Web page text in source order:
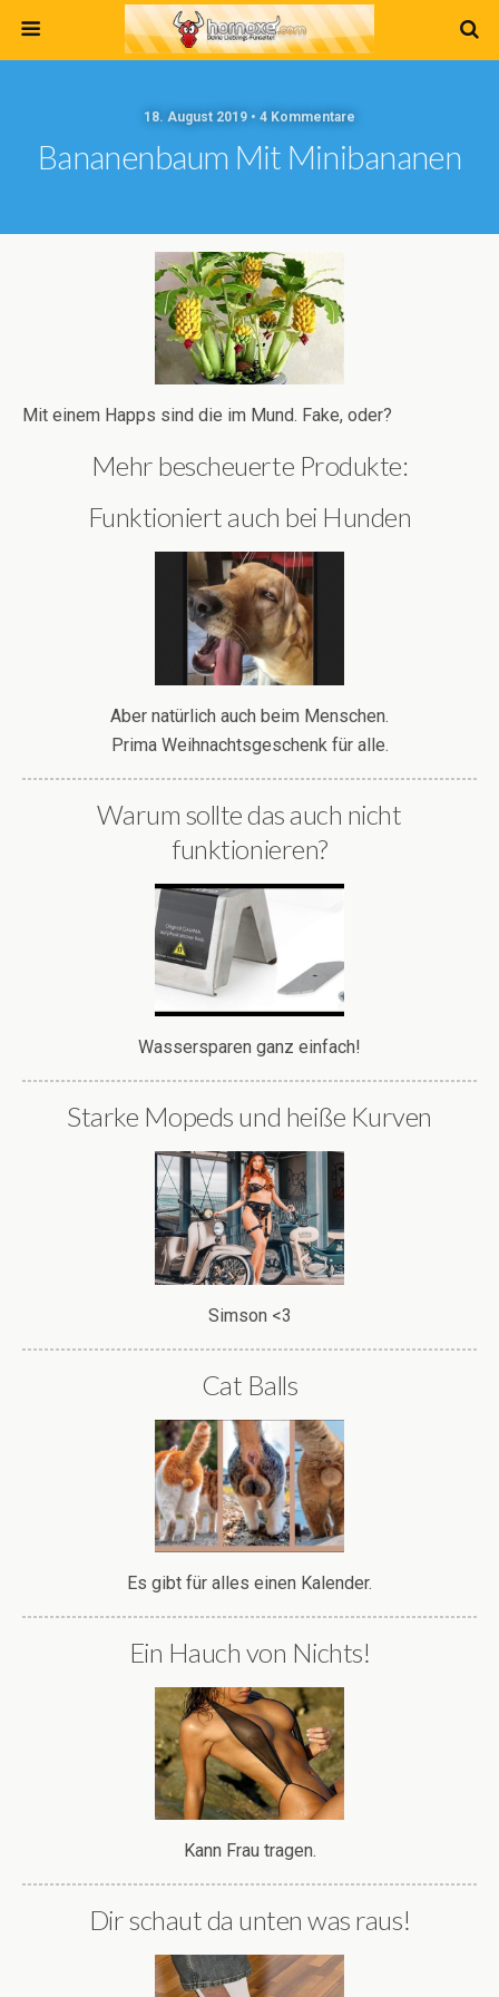
18. August 2019 • 4 Kommentare
Bananenbaum Mit Minibananen
Mit einem Happs sind die im Mund. Fake, oder?
Mehr bescheuerte Produkte:
Funktioniert auch bei Hunden
Aber natürlich auch beim Menschen.
Prima Weihnachtsgeschenk für alle.
Warum sollte das auch nicht
funktionieren?
Wassersparen ganz einfach!
Starke Mopeds und heiße Kurven
Simson <3
Cat Balls
Es gibt für alles einen Kalender.
Ein Hauch von Nichts!
Kann Frau tragen.
Dir schaut da unten was raus!